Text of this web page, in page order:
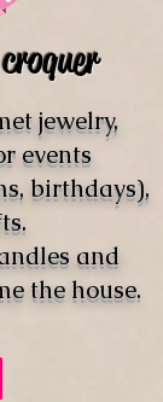
jewelry,
events
birthdays),
and
the house.